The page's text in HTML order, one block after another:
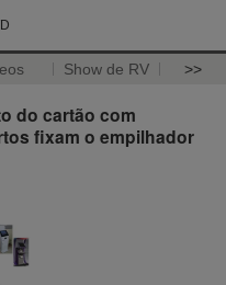
Show de RV >>
do cartão com
fixam o empilhador